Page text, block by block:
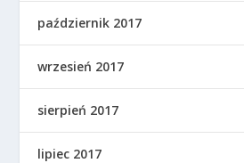
październik 2017
wrzesień 2017
sierpień 2017
lipiec 2017